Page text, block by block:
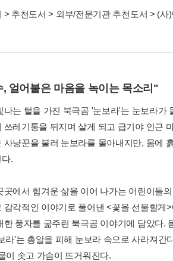
> 추천도서 > 외부/전문기관 추천도서 > (사
얼어붙은 마음을 녹이는 목소리"
나는 털을 가진 북극곰 '눈보라'는 눈보라가
쓰레기통을 뒤지며 살게 되고 급기야 인근
사냥꾼을 불러 눈보라를 몰아내지만, 몸에
.
곳에서 힘겨운 삶을 이어 나가는 어린이들
감각적인 이야기로 풀어낸 <꽃을 선물할게
한 풍자를 굶주린 북극곰 이야기에 담았다.
라'는 총알을 피해 눈보라 속으로 사라져간
이 솟고 가슴이 뜨거워진다.